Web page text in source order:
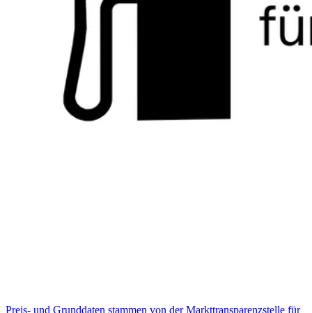
Preis- und Grunddaten stammen von der Markttransparenzstelle für